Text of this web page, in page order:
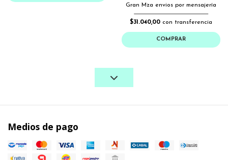
Gran Mza envios por mensajería
$31.040,00 con transferencia
COMPRAR
Medios de pago